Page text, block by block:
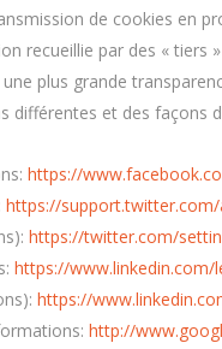
de cookies en
recueillie par des « tiers
plus grande
différentes et des façons
https://
https://
https://twitter.com/
https://www.linkedin.com/
https://
http://